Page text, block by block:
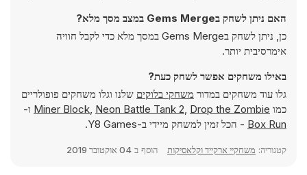
האם ניתן לשחק בGems Merge במצב מסך מלא?
כן, ניתן לשחק בGems Merge במסך מלא כדי לקבל חוויה
אימרסיבית יותר.
באילו משחקים אפשר לשחק כעת?
גלו עוד משחקים במדור משחקי בלוקים שלנו וגלו משחקים פופולריים
כמו
Miner Block, Neon Battle Tank 2, Drop the Zombie
ו-
Box Run - הכל זמין למשחק מיידי ב-Y8 Games.
קטגוריה: משחקיי ארקייד וקלאסיקות הוסף ב 04 אוקטובר 2019